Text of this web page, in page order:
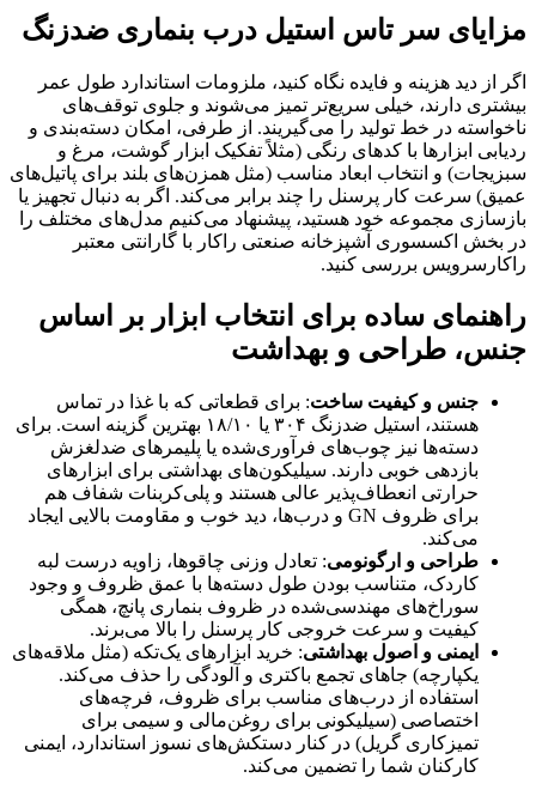
مزایای سر تاس استیل درب بنماری ضدزنگ
اگر از دید هزینه و فایده نگاه کنید، ملزومات استاندارد طول عمر
بیشتری دارند، خیلی سریع‌تر تمیز می‌شوند و جلوی توقف‌های
ناخواسته در خط تولید را می‌گیریند. از طرفی، امکان دسته‌بندی و
ردیابی ابزارها با کدهای رنگی (مثلاً تفکیک ابزار گوشت، مرغ و
سبزیجات) و انتخاب ابعاد مناسب (مثل همزن‌های بلند برای پاتیل‌های
عمیق) سرعت کار پرسنل را چند برابر می‌کند. اگر به دنبال تجهیز یا
بازسازی مجموعه خود هستید، پیشنهاد می‌کنیم مدل‌های مختلف را
در بخش اکسسوری آشپزخانه صنعتی راکار با گارانتی معتبر
راکارسرویس بررسی کنید.
راهنمای ساده برای انتخاب ابزار بر اساس
جنس، طراحی و بهداشت
جنس و کیفیت ساخت: برای قطعاتی که با غذا در تماس
هستند، استیل ضدزنگ ۳۰۴ یا ۱۸/۱۰ بهترین گزینه است. برای
دسته‌ها نیز چوب‌های فرآوری‌شده یا پلیمرهای ضدلغزش
بازدهی خوبی دارند. سیلیکون‌های بهداشتی برای ابزارهای
حرارتی انعطاف‌پذیر عالی هستند و پلی‌کربنات شفاف هم
برای ظروف GN و درب‌ها، دید خوب و مقاومت بالایی ایجاد
می‌کند.
طراحی و ارگونومی: تعادل وزنی چاقوها، زاویه درست لبه
کاردک، متناسب بودن طول دسته‌ها با عمق ظروف و وجود
سوراخ‌های مهندسی‌شده در ظروف بنماری پانچ، همگی
کیفیت و سرعت خروجی کار پرسنل را بالا می‌برند.
ایمنی و اصول بهداشتی: خرید ابزارهای یک‌تکه (مثل ملاقه‌های
یکپارچه) جاهای تجمع باکتری و آلودگی را حذف می‌کند.
استفاده از درب‌های مناسب برای ظروف، فرچه‌های
اختصاصی (سیلیکونی برای روغن‌مالی و سیمی برای
تمیزکاری گریل) در کنار دستکش‌های نسوز استاندارد، ایمنی
کارکنان شما را تضمین می‌کند.